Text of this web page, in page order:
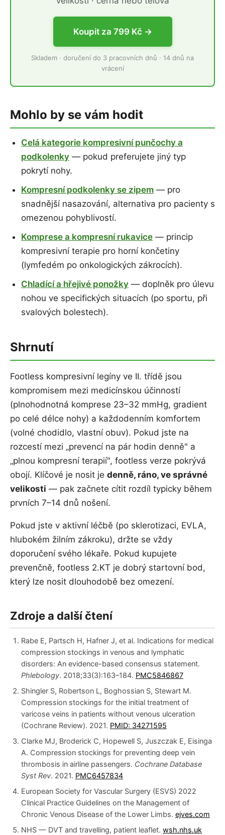
Koupit za 799 Kč →
Skladem · doručení do 3 pracovních dnů · 14 dnů na
vrácení
Mohlo by se vám hodit
Celá kategorie kompresivní punčochy a
podkolenky — pokud preferujete jiný typ
pokrytí nohy.
Kompresní podkolenky se zipem — pro
snadnější nasazování, alternativa pro pacienty s
omezenou pohyblivostí.
Komprese a kompresní rukavice — princip
kompresivní terapie pro horní končetiny
(lymfedém po onkologických zákrocích).
Chladící a hřejivé ponožky — doplněk pro úlevu
nohou ve specifických situacích (po sportu, při
svalových bolestech).
Shrnutí
Footless kompresivní legíny ve II. třídě jsou
kompromisem mezi medicínskou účinností
(plnohodnotná komprese 23–32 mmHg, gradient
po celé délce nohy) a každodenním komfortem
(volné chodidlo, vlastní obuv). Pokud jste na
rozcestí mezi „prevencí na pár hodin denně" a
„plnou kompresní terapií", footless verze pokrývá
obojí. Klíčové je nosit je denně, ráno, ve správné
velikosti — pak začnete cítit rozdíl typicky během
prvních 7–14 dnů nošení.
Pokud jste v aktivní léčbě (po sklerotizaci, EVLA,
hlubokém žilním zákroku), držte se vždy
doporučení svého lékaře. Pokud kupujete
prevenčně, footless 2.KT je dobrý startovní bod,
který lze nosit dlouhodobě bez omezení.
Zdroje a další čtení
Rabe E, Partsch H, Hafner J, et al. Indications for medical
compression stockings in venous and lymphatic
disorders: An evidence-based consensus statement.
Phlebology. 2018;33(3):163–184. PMC5846867
Shingler S, Robertson L, Boghossian S, Stewart M.
Compression stockings for the initial treatment of
varicose veins in patients without venous ulceration
(Cochrane Review). 2021. PMID: 34271595
Clarke MJ, Broderick C, Hopewell S, Juszczak E, Eisinga
A. Compression stockings for preventing deep vein
thrombosis in airline passengers. Cochrane Database
Syst Rev. 2021. PMC6457834
European Society for Vascular Surgery (ESVS) 2022
Clinical Practice Guidelines on the Management of
Chronic Venous Disease of the Lower Limbs. ejves.com
NHS — DVT and travelling, patient leaflet. wsh.nhs.uk